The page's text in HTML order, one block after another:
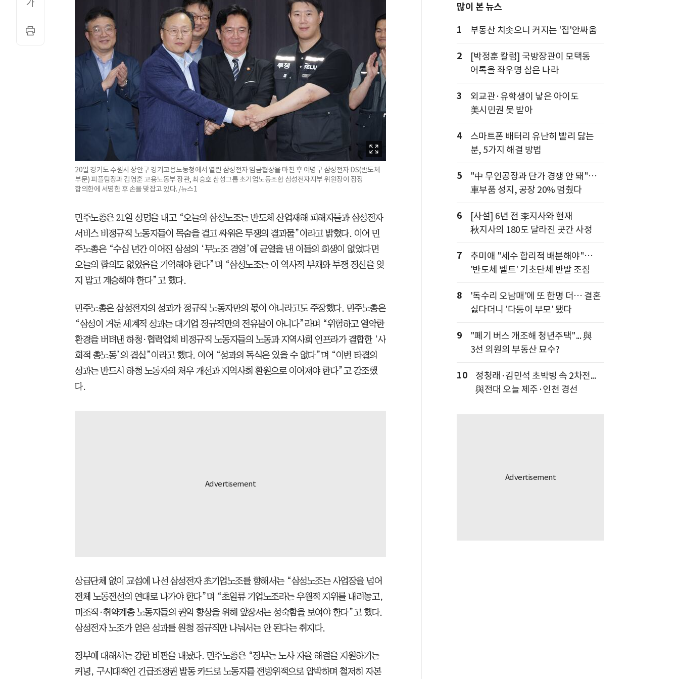
20일 경기도 수원시 장안구 경기고용노동청에서 열린 삼성전자 임금협상을 마친 후 여명구 삼성전자 DS(반도체
부문) 피플팀장과 김영훈 고용노동부 장관, 최승호 삼성그룹 초기업노동조합 삼성전자지부 위원장이 잠정
합의한에 서명한 후 손을 맞잡고 있다. /뉴스1
민주노총은 21일 성명을 내고 “오늘의 삼성노조는 반도체 산업재해 피해자들과 삼성전자
서비스 비정규직 노동자들이 목숨을 걸고 싸워온 투쟁의 결과물”이라고 밝혔다. 이어 민
주노총은 “수십 년간 이어진 삼성의 ‘무노조 경영’에 균열을 낸 이들의 희생이 없었다면
오늘의 합의도 없었음을 기억해야 한다”며 “삼성노조는 이 역사적 부채와 투쟁 정신을 잊
지 말고 계승해야 한다”고 했다.
민주노총은 삼성전자의 성과가 정규직 노동자만의 몫이 아니라고도 주장했다. 민주노총은
“삼성이 거둔 세계적 성과는 대기업 정규직만의 전유물이 아니다”라며 “위험하고 열악한
환경을 버텨낸 하청·협력업체 비정규직 노동자들의 노동과 지역사회 인프라가 결합한 ‘사
회적 총노동’의 결실”이라고 했다. 이어 “성과의 독식은 있을 수 없다”며 “이번 타결의
성과는 반드시 하청 노동자의 처우 개선과 지역사회 환원으로 이어져야 한다”고 강조했
다.
상급단체 없이 교섭에 나선 삼성전자 초기업노조를 향해서는 “삼성노조는 사업장을 넘어
전체 노동전선의 연대로 나가야 한다”며 “초일류 기업노조라는 우월적 지위를 내려놓고,
미조직·취약계층 노동자들의 권익 향상을 위해 앞장서는 성숙함을 보여야 한다”고 했다.
삼성전자 노조가 얻은 성과를 원청 정규직만 나눠서는 안 된다는 취지다.
정부에 대해서는 강한 비판을 내놨다. 민주노총은 “정부는 노사 자율 해결을 지원하기는
커녕, 구시대적인 긴급조정권 발동 카드로 노동자를 전방위적으로 압박하며 철저히 자본
많이 본 뉴스
1
부동산 치솟으니 커지는 '집'안싸움
2
[박정훈 칼럼] 국방장관이 모택동
어록을 좌우명 삼은 나라
3
외교관·유학생이 낳은 아이도
美시민권 못 받아
4
스마트폰 배터리 유난히 빨리 닳는
분, 5가지 해결 방법
5
"中 무인공장과 단가 경쟁 안 돼"…
車부품 성지, 공장 20% 멈췄다
6
[사설] 6년 전 李지사와 현재
秋지사의 180도 달라진 곳간 사정
7
추미애 "세수 합리적 배분해야"…
'반도체 벨트' 기초단체 반발 조짐
8
'독수리 오남매'에 또 한명 더… 결혼
싫다더니 '다둥이 부모' 됐다
9
"폐기 버스 개조해 청년주택"... 與
3선 의원의 부동산 묘수?
10
정청래·김민석 초박빙 속 2차전...
與전대 오늘 제주·인천 경선